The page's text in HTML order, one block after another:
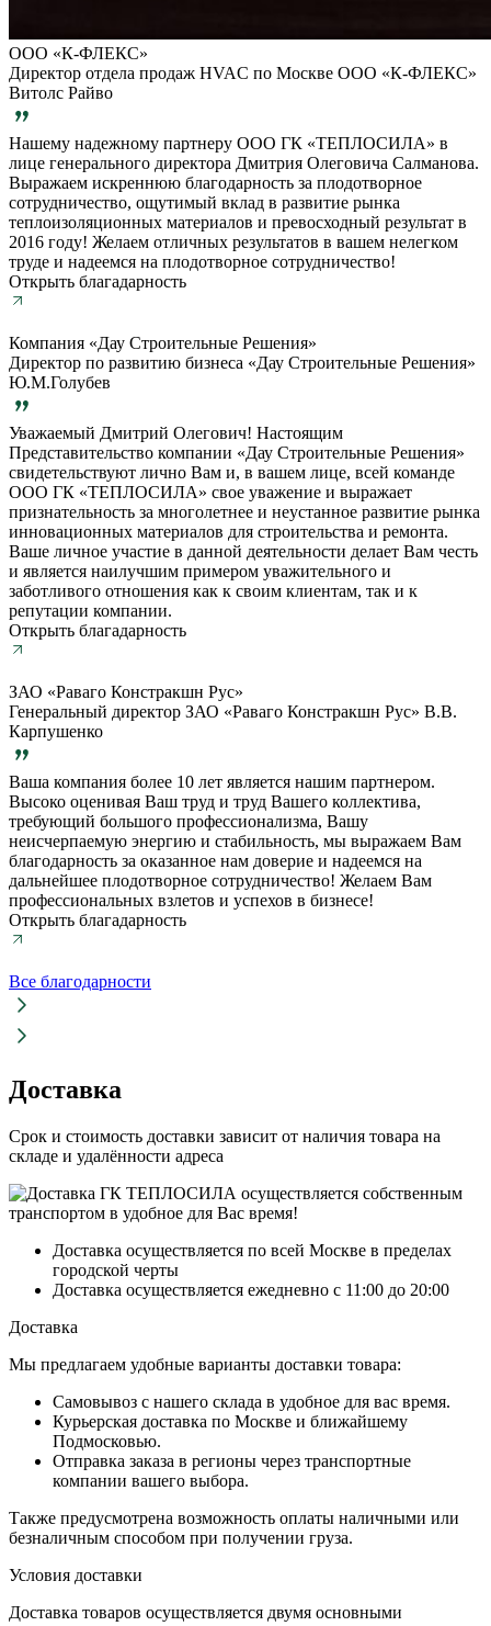
ООО «К-ФЛЕКС»
Директор отдела продаж HVAC по Москве ООО «К-ФЛЕКС»
Витолс Райво
Нашему надежному партнеру ООО ГК «ТЕПЛОСИЛА» в
лице генерального директора Дмитрия Олеговича Салманова.
Выражаем искреннюю благодарность за плодотворное
сотрудничество, ощутимый вклад в развитие рынка
теплоизоляционных материалов и превосходный результат в
2016 году! Желаем отличных результатов в вашем нелегком
труде и надеемся на плодотворное сотрудничество!
Открыть благадарность
Компания «Дау Строительные Решения»
Директор по развитию бизнеса «Дау Строительные Решения»
Ю.М.Голубев
Уважаемый Дмитрий Олегович! Настоящим
Представительство компании «Дау Строительные Решения»
свидетельствуют лично Вам и, в вашем лице, всей команде
ООО ГК «ТЕПЛОСИЛА» свое уважение и выражает
признательность за многолетнее и неустанное развитие рынка
инновационных материалов для строительства и ремонта.
Ваше личное участие в данной деятельности делает Вам честь
и является наилучшим примером уважительного и
заботливого отношения как к своим клиентам, так и к
репутации компании.
Открыть благадарность
ЗАО «Раваго Констракшн Рус»
Генеральный директор ЗАО «Раваго Констракшн Рус» В.В.
Карпушенко
Ваша компания более 10 лет является нашим партнером.
Высоко оценивая Ваш труд и труд Вашего коллектива,
требующий большого профессионализма, Вашу
неисчерпаемую энергию и стабильность, мы выражаем Вам
благодарность за оказанное нам доверие и надеемся на
дальнейшее плодотворное сотрудничество! Желаем Вам
профессиональных взлетов и успехов в бизнесе!
Открыть благадарность
Все благодарности
Доставка
Срок и стоимость доставки зависит от наличия товара на
складе и удалённости адреса
Доставка осуществляется по всей Москве в пределах
городской черты
Доставка осуществляется ежедневно с 11:00 до 20:00
Доставка
Мы предлагаем удобные варианты доставки товара:
Самовывоз с нашего склада в удобное для вас время.
Курьерская доставка по Москве и ближайшему
Подмосковью.
Отправка заказа в регионы через транспортные
компании вашего выбора.
Также предусмотрена возможность оплаты наличными или
безналичным способом при получении груза.
Условия доставки
Доставка товаров осуществляется двумя основными